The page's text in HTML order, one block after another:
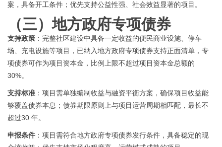
案，具备开工条件；优先支持公益性强、社会效益显著的项目。
（三）地方政府专项债券
支持政策 ：完整社区建设中具备一定收益的便民商业设施、停车
场、充电设施等项目，已纳入地方政府专项债券支持正面清单，专
项债券可作为项目资本金，比例上限不超过项目资本金总额的
30%。
支持标准 ：项目需单独编制收益与融资平衡方案，确保项目收益能
够覆盖债券本息；债券期限原则上与项目运营周期相匹配，最长不
超过30 年。
申报条件 ：项目需符合地方政府专项债券发行条件 ，具备稳定的现